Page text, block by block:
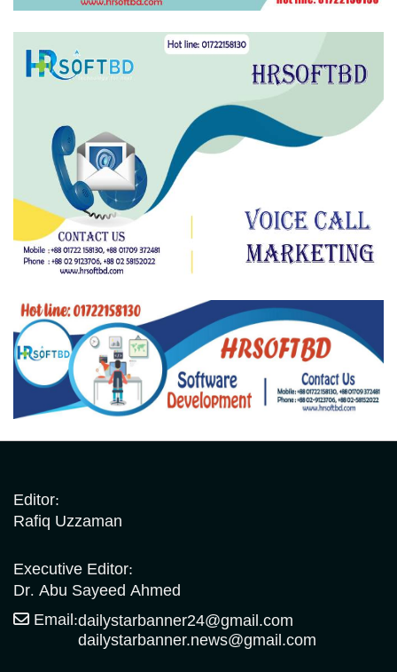
Editor:
Rafiq Uzzaman
Executive Editor:
Dr. Abu Sayeed Ahmed
Email:dailystarbanner24@gmail.com
dailystarbanner.news@gmail.com